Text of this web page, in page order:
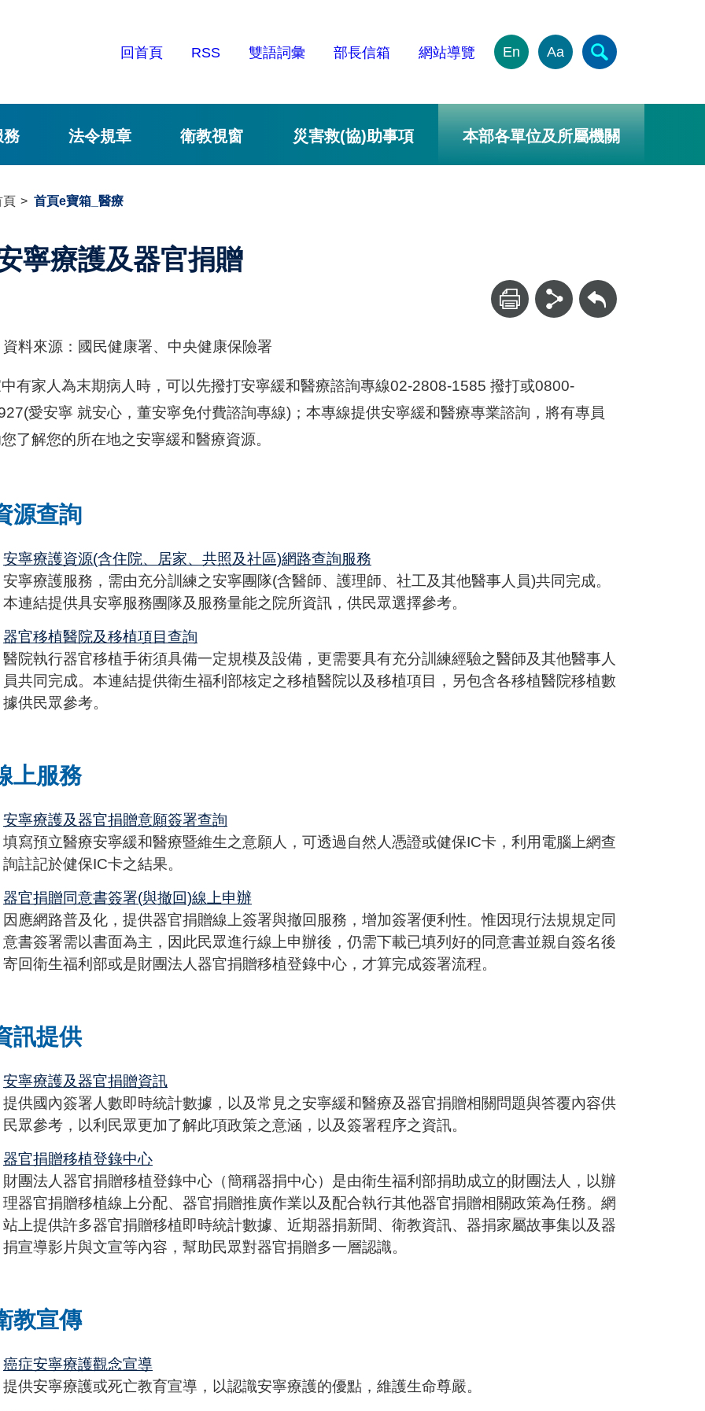
回首頁 RSS 雙語詞彙 部長信箱 網站導覽 En Aa
務 法令規章 衛教視窗 災害救(協)助事項 本部各單位及所屬機關
頁 首頁e寶箱_醫療
寧療護及器官捐贈
回上一頁
資料來源：國民健康署、中央健康保險署
有家人為末期病人時，可以先撥打安寧緩和醫療諮詢專線02-2808-1585 撥打或0800-
愛安寧 就安心，董安寧免付費諮詢專線)；本專線提供安寧緩和醫療專業諮詢，將有專員
了解您的所在地之安寧緩和醫療資源。
源查詢
安寧療護資源(含住院、居家、共照及社區)網路查詢服務
安寧療護服務，需由充分訓練之安寧團隊(含醫師、護理師、社工及其他醫事人員)共同完成。
本連結提供具安寧服務團隊及服務量能之院所資訊，供民眾選擇參考。
器官移植醫院及移植項目查詢
醫院執行器官移植手術須具備一定規模及設備，更需要具有充分訓練經驗之醫師及其他醫事人
員共同完成。本連結提供衛生福利部核定之移植醫院以及移植項目，另包含各移植醫院移植數
據供民眾參考。
上服務
安寧療護及器官捐贈意願簽署查詢
填寫預立醫療安寧緩和醫療暨維生之意願人，可透過自然人憑證或健保IC卡，利用電腦上網查
詢註記於健保IC卡之結果。
器官捐贈同意書簽署(與撤回)線上申辦
因應網路普及化，提供器官捐贈線上簽署與撤回服務，增加簽署便利性。惟因現行法規規定同
意書簽署需以書面為主，因此民眾進行線上申辦後，仍需下載已填列好的同意書並親自簽名後
寄回衛生福利部或是財團法人器官捐贈移植登錄中心，才算完成簽署流程。
訊提供
安寧療護及器官捐贈資訊
提供國內簽署人數即時統計數據，以及常見之安寧緩和醫療及器官捐贈相關問題與答覆內容供
民眾參考，以利民眾更加了解此項政策之意涵，以及簽署程序之資訊。
器官捐贈移植登錄中心
財團法人器官捐贈移植登錄中心（簡稱器捐中心）是由衛生福利部捐助成立的財團法人，以辦
理器官捐贈移植線上分配、器官捐贈推廣作業以及配合執行其他器官捐贈相關政策為任務。網
站上提供許多器官捐贈移植即時統計數據、近期器捐新聞、衛教資訊、器捐家屬故事集以及器
捐宣導影片與文宣等內容，幫助民眾對器官捐贈多一層認識。
教宣傳
癌症安寧療護觀念宣導
提供安寧療護或死亡教育宣導，以認識安寧療護的優點，維護生命尊嚴。